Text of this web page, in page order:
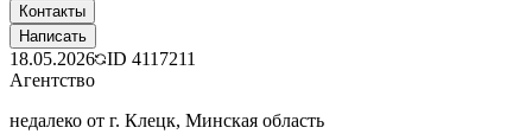
Контакты
Написать
18.05.2026 ID 4117211
Агентство
недалеко от г. Клецк, Минская область